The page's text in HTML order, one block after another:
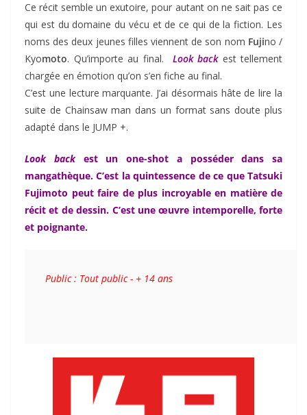
Ce récit semble un exutoire, pour autant on ne sait pas ce
qui est du domaine du vécu et de ce qui de la fiction. Les
noms des deux jeunes filles viennent de son nom Fujino /
Kyomoto. Qu’importe au final. Look backest tellement
chargée en émotion qu’on s’en fiche au final.
C’est une lecture marquante. J’ai désormais hâte de lire la
suite de Chainsaw man dans un format sans doute plus
adapté dans le JUMP +.
Look backest un one-shot a posséder dans sa
mangathèque. C’est la quintessence de ce que Tatsuki
Fujimoto peut faire de plus incroyable en matière de
récit et de dessin. C’est uneœuvre intemporelle, forte
et poignante.
Public : Tout public - + 14 ans